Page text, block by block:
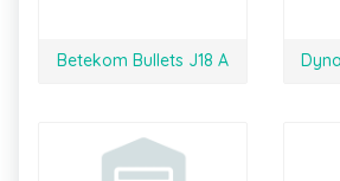
Betekom Bullets J18 A